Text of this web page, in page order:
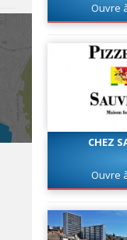
Ouvre
CHEZ
Ouvre